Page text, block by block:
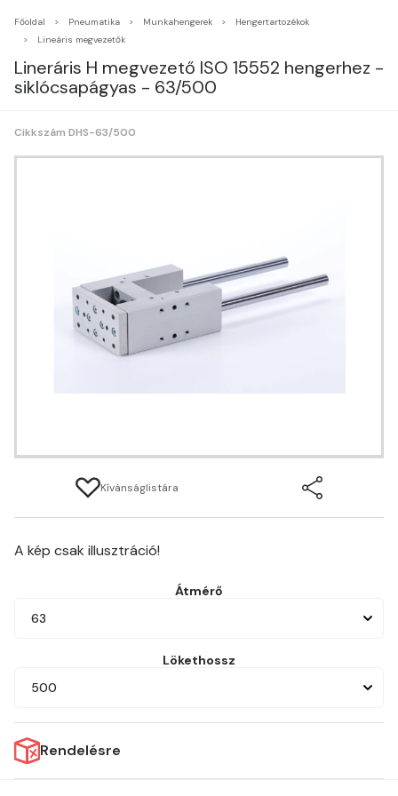
Főoldal Pneumatika Munkahengerek
Hengertartozékok
Lineáris megvezetők
Lineráris H megvezető ISO 15552 hengerhez -
siklócsapágyas - 63/500
Cikkszám DHS-63/500
Kívánságlistára
A kép csak illusztráció!
Átmérő
63
Lökethossz
500
Rendelésre